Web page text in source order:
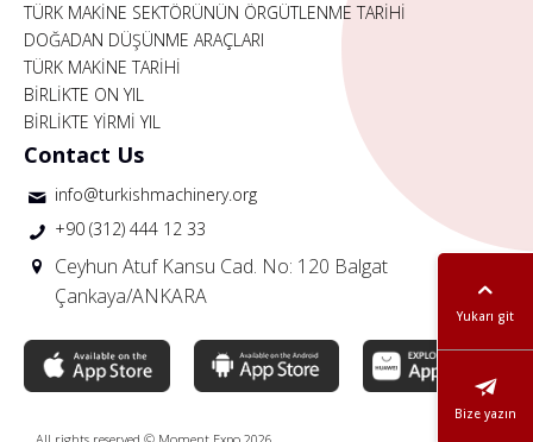
Yukarı git
Bize yazın
TÜRK MAKİNE SEKTÖRÜNÜN ÖRGÜTLENME TARİHİ
DOĞADAN DÜŞÜNME ARAÇLARI
TÜRK MAKİNE TARİHİ
BİRLİKTE ON YIL
BİRLİKTE YİRMİ YIL
Contact Us
info@turkishmachinery.org
+90 (312) 444 12 33
Ceyhun Atuf Kansu Cad. No: 120 Balgat
Çankaya/ANKARA